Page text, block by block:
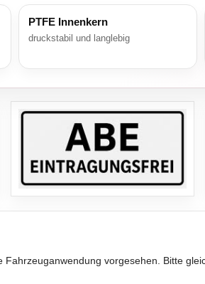
PTFE Innenkern
druckstabil und langlebig
Fahrzeuganwendung vorgesehen. Bitte